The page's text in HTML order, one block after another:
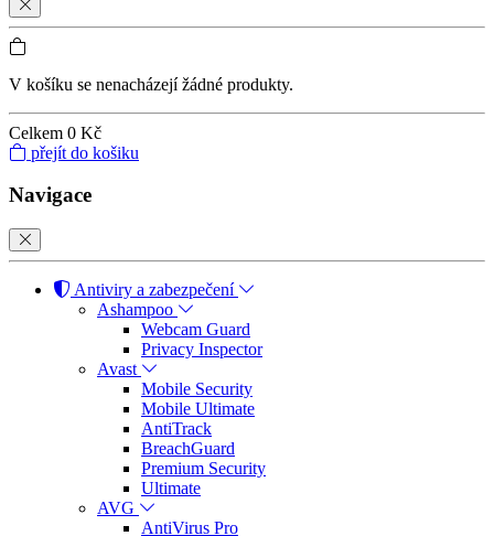
V košíku se nenacházejí žádné produkty.
Celkem 0 Kč
přejít do košiku
Navigace
Antiviry a zabezpečení
Ashampoo
Webcam Guard
Privacy Inspector
Avast
Mobile Security
Mobile Ultimate
AntiTrack
BreachGuard
Premium Security
Ultimate
AVG
AntiVirus Pro